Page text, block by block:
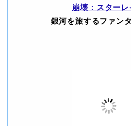
崩壊：スターレ
銀河を旅するファン